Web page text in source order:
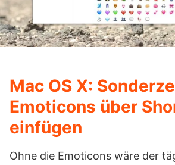
Mac OS X:
Emoticons über
einfügen
Ohne die Emoticons wäre der